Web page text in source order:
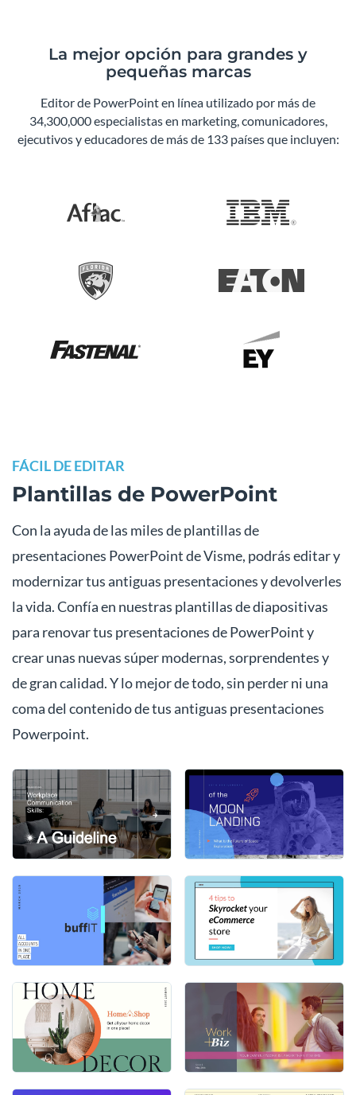
La mejor opción para grandes y
pequeñas marcas
Editor de PowerPoint en línea utilizado por más de
34,300,000 especialistas en marketing, comunicadores,
ejecutivos y educadores de más de 133 países que incluyen:
FÁCIL DE EDITAR
Plantillas de PowerPoint
Con la ayuda de las miles de plantillas de
presentaciones PowerPoint de Visme, podrás editar y
modernizar tus antiguas presentaciones y devolverles
la vida. Confía en nuestras plantillas de diapositivas
para renovar tus presentaciones de PowerPoint y
crear unas nuevas súper modernas, sorprendentes y
de gran calidad. Y lo mejor de todo, sin perder ni una
coma del contenido de tus antiguas presentaciones
Powerpoint.